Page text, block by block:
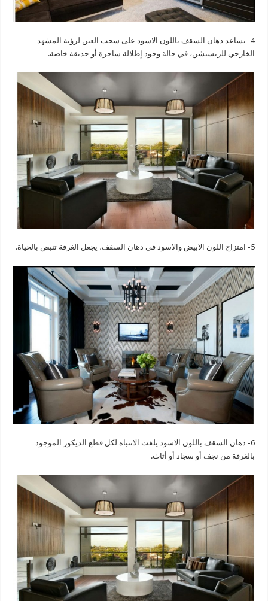
4- يساعد دهان السقف باللون الاسود على سحب العين لرؤية المشهد
الخارجي للريسبشن، في حالة وجود إطلالة ساحرة أو حديقة خاصة.
5- امتزاج اللون الابيض والاسود في دهان السقف، يجعل الغرفة تنبض بالحياة.
6- دهان السقف باللون الاسود يلفت الانتباه لكل قطع الديكور الموجود
بالغرفة من نجف أو سجاد أو أثاث.